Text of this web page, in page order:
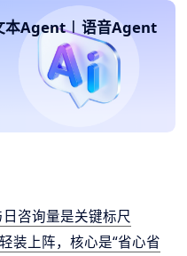
本Agent | 语音Agent
咨询量是关键标尺
装上阵，核心是“省心省